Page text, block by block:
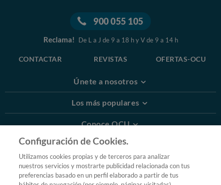
900 055 105
Reclama! De L a J de 9 a 18 h y V de 9 a 14 h
CONTACTAR REVISTAS OFERTAS-OCU
Únete a nosotros
Los más populares
Conoce OCU
Más Información
© 2026 OCU
Condiciones generales de contratación de OCU
Configuración de Cookies.
Utilizamos cookies propias y de terceros para analizar
nuestros servicios y mostrarte publicidad relacionada con tus
preferencias basado en un perfil elaborado a partir de tus